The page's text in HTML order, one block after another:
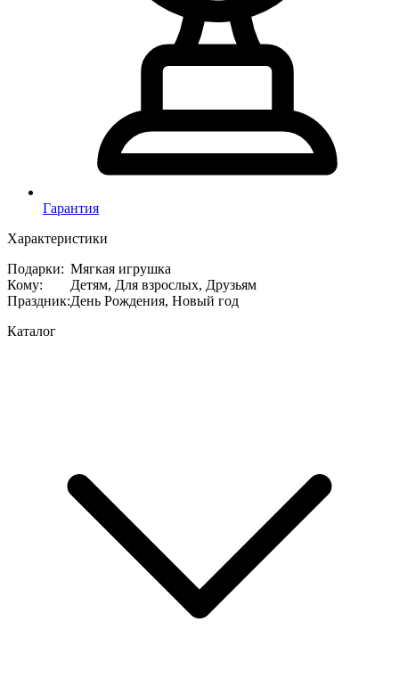
Гарантия
Характеристики
Подарки: Мягкая игрушка
Кому:
Детям, Для взрослых, Друзьям
Праздник:День Рождения, Новый год
Каталог